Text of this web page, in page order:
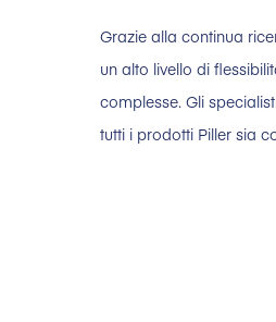
Grazie alla continua
un alto livello di
complesse. Gli
tutti i prodotti Piller sia